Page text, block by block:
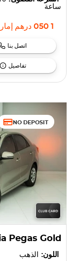
ساعة
1 050 درهم
اتصل بنا
تفاصيل
NO DEPOSIT
Pegas Gold
اللون: الذهب